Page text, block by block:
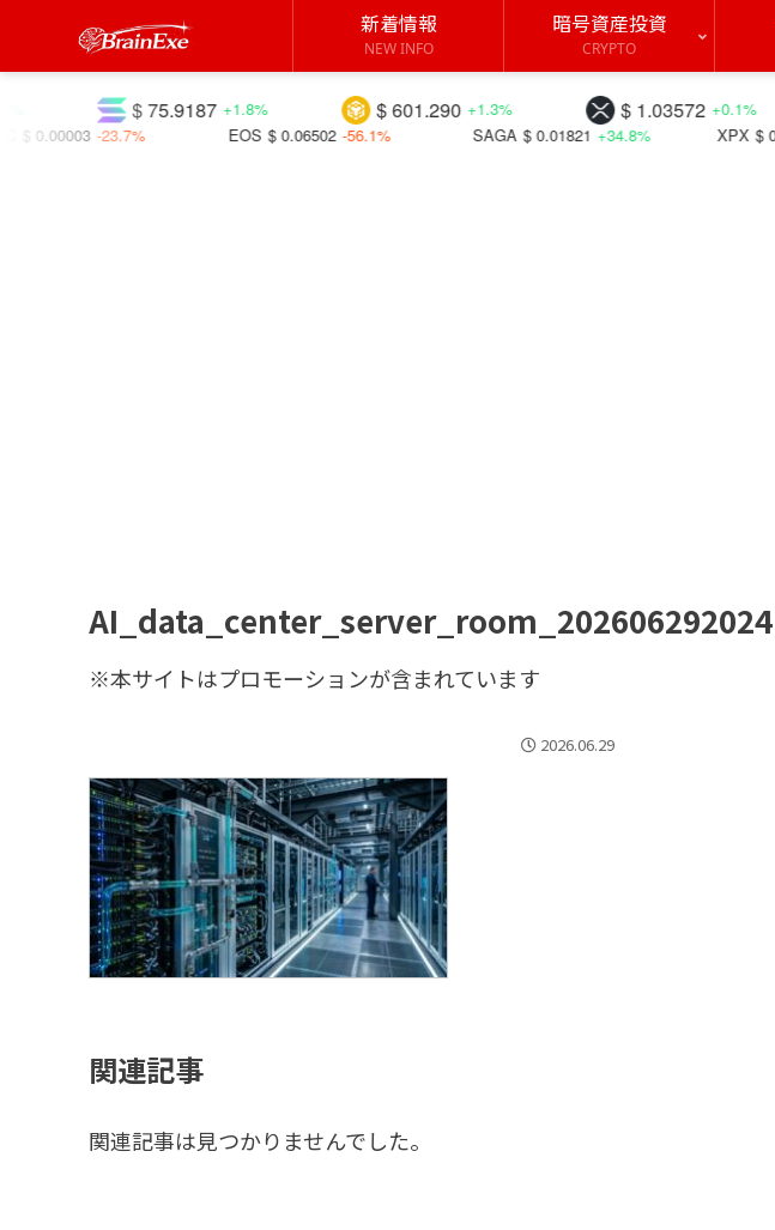
新着情報
NEW INFO
暗号資産投資
CRYPTO
$ 1.03572 +0.1%
$ 601.290 +1.3%
$ 75.9187 +1.8%
XPX $ 0.00012
SAGA $ 0.01821 +34.8%
EOS $ 0.06502 -56.1%
-23.7%
AI_data_center_server_room_202606292024
※本サイトはプロモーションが含まれています
2026.06.29
関連記事
関連記事は見つかりませんでした。